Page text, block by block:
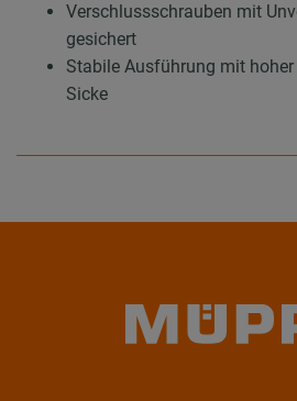
Verschlussschrauben mit
gesichert
Stabile Ausführung mit
Sicke